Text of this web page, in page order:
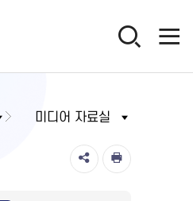
미디어 자료실